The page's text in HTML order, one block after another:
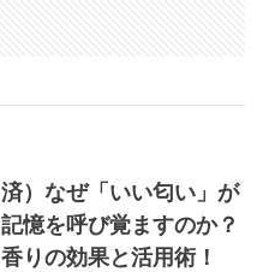
済）なぜ「いい匂い」が
記憶を呼び覚ますのか？
香りの効果と活用術！